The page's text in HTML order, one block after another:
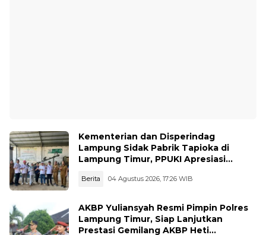
Kementerian dan Disperindag
Lampung Sidak Pabrik Tapioka di
Lampung Timur, PPUKI Apresiasi
Berita 04 Agustus 2026, 17:26 WIB
AKBP Yuliansyah Resmi Pimpin Polres
Lampung Timur, Siap Lanjutkan
Prestasi Gemilang AKBP Heti